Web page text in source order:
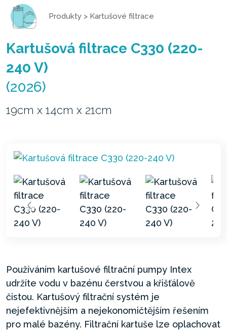
Produkty > Kartušové filtrace
Kartušová filtrace C330 (220-
240 V)
(2026)
19cm x 14cm x 21cm
Používáním kartušové filtrační pumpy Intex
udržíte vodu v bazénu čerstvou a křišťálově
čistou. Kartušový filtrační systém je
nejefektivnějším a nejekonomičtějším řešením
pro malé bazény. Filtrační kartuše lze oplachovat